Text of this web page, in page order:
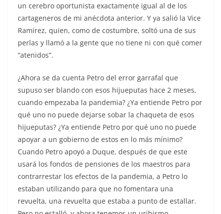
un cerebro oportunista exactamente igual al de los
cartageneros de mi anécdota anterior. Y ya salió la Vice
Ramírez, quien, como de costumbre, soltó una de sus
perlas y llamó a la gente que no tiene ni con qué comer
“atenidos”.
¿Ahora se da cuenta Petro del error garrafal que
supuso ser blando con esos hijueputas hace 2 meses,
cuando empezaba la pandemia? ¿Ya entiende Petro por
qué uno no puede dejarse sobar la chaqueta de esos
hijueputas? ¿Ya entiende Petro por qué uno no puede
apoyar a un gobierno de estos en lo más mínimo?
Cuando Petro apoyó a Duque, después de que este
usará los fondos de pensiones de los maestros para
contrarrestar los efectos de la pandemia, a Petro lo
estaban utilizando para que no fomentara una
revuelta, una revuelta que estaba a punto de estallar.